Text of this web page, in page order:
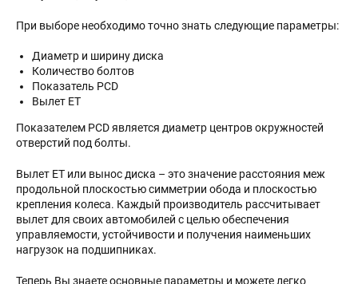
При выборе необходимо точно знать следующие параметры:
Диаметр и ширину диска
Количество болтов
Показатель PCD
Вылет ET
Показателем PCD является диаметр центров окружностей
отверстий под болты.
Вылет ET или вынос диска – это значение расстояния меж
продольной плоскостью симметрии обода и плоскостью
крепления колеса. Каждый производитель рассчитывает
вылет для своих автомобилей с целью обеспечения
управляемости, устойчивости и получения наименьших
нагрузок на подшипниках.
Теперь Вы знаете основные параметры и можете легко